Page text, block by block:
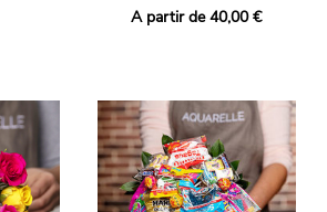
A partir de 40,00 €